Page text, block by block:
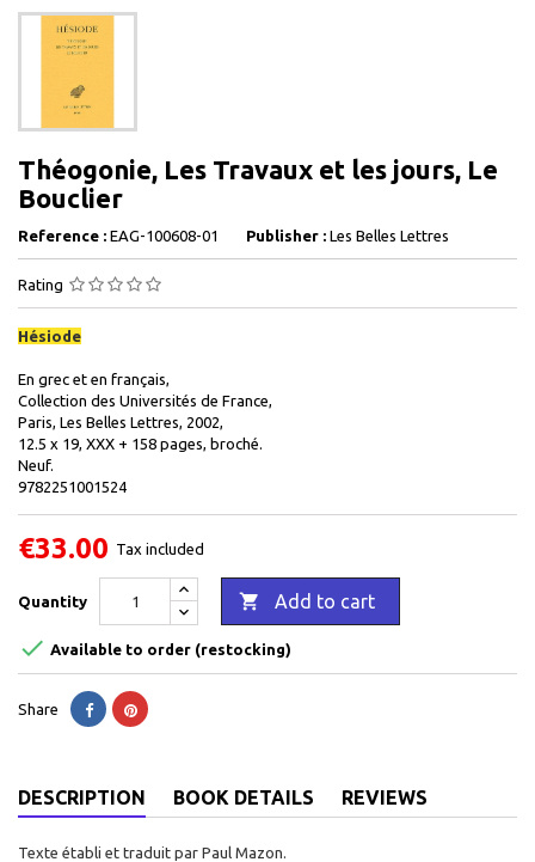
Théogonie, Les Travaux et les jours, Le
Bouclier
Reference : EAG-100608-01 Publisher : Les Belles Lettres
Rating
Hésiode
En grec et en français,
Collection des Universités de France,
Paris, Les Belles Lettres, 2002,
12.5 x 19, XXX + 158 pages, broché.
Neuf.
9782251001524
€33.00 Tax included
Quantity  Add to cart
 Available to order (restocking)
Share
DESCRIPTION BOOK DETAILS REVIEWS
Texte établi et traduit par Paul Mazon.